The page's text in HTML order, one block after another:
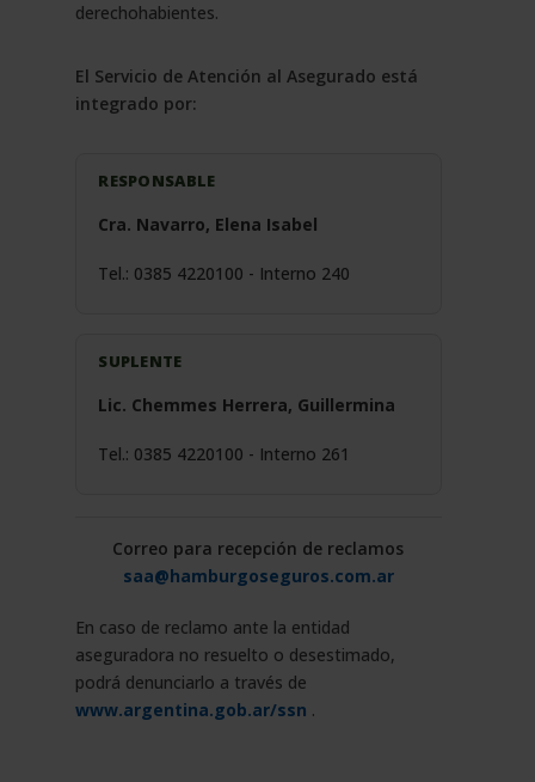
derechohabientes.
El Servicio de Atención al Asegurado está
integrado por:
RESPONSABLE
Cra. Navarro, Elena Isabel
Tel.: 0385 4220100 - Interno 240
SUPLENTE
Lic. Chemmes Herrera, Guillermina
Tel.: 0385 4220100 - Interno 261
Correo para recepción de reclamos
saa@hamburgoseguros.com.ar
En caso de reclamo ante la entidad
aseguradora no resuelto o desestimado,
podrá denunciarlo a través de
www.argentina.gob.ar/ssn .